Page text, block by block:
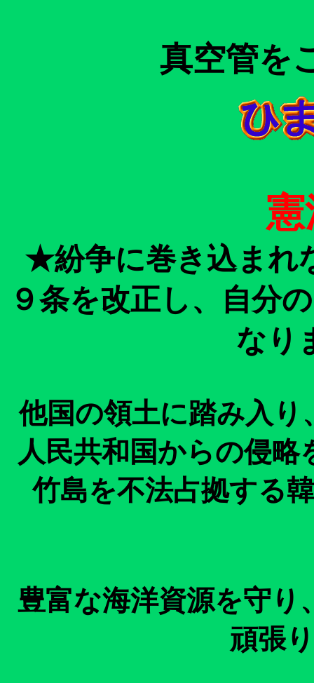
真空管を
★紛争に巻き込まれ
９条を改正し、自分
なり
他国の領土に踏み入り
人民共和国からの侵
竹島を不法占拠する
豊富な海洋資源を守り
頑張